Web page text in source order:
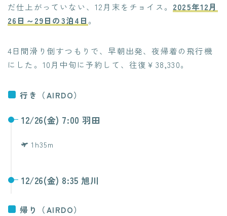
だ仕上がっていない、12月末をチョイス。 2025年12月
26日～29日の3泊4日 。
4日間滑り倒すつもりで、早朝出発、夜帰着の飛行機
にした。10月中旬に予約して、往復￥38,330。
行き（AIRDO）
12/26(金) 7:00 羽田
1h35m
12/26(金) 8:35 旭川
帰り（AIRDO）